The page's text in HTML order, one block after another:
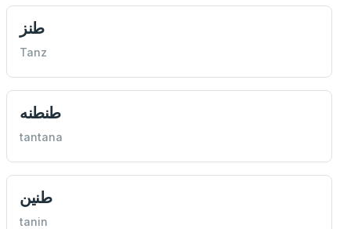
طنز
Tanz
طنطنه
tantana
طنين
tanin